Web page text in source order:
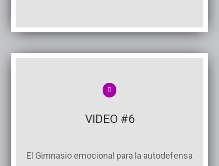
VIDEO #6
El Gimnasio emocional para la autodefensa